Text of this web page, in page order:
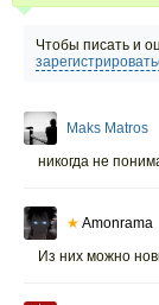
Чтобы писать и
Maks Matros
никогда не
★ Amonrama
Из них можно